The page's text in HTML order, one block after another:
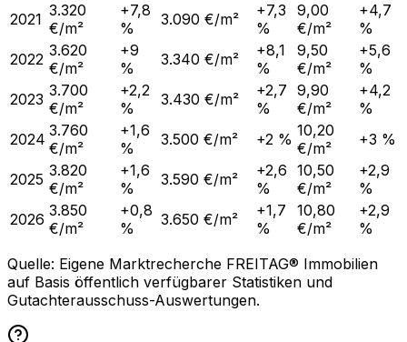
2021 3.320
€/m²
+7,8
%
3.090 €/m²
+7,3
%
9,00
€/m²
+4,7
%
2022 3.620
€/m²
+9
%
3.340 €/m²
+8,1
%
9,50
€/m²
+5,6
%
2023 3.700
€/m²
+2,2
%
3.430 €/m²
+2,7
%
9,90
€/m²
+4,2
%
2024 3.760
€/m²
+1,6
%
3.500 €/m² +2 % 10,20
€/m²
+3 %
2025 3.820
€/m²
+1,6
%
3.590 €/m²
+2,6
%
10,50
€/m²
+2,9
%
2026 3.850
€/m²
+0,8
%
3.650 €/m²
+1,7
%
10,80
€/m²
+2,9
%
Quelle: Eigene Marktrecherche FREITAG® Immobilien
auf Basis öffentlich verfügbarer Statistiken und
Gutachterausschuss-Auswertungen.